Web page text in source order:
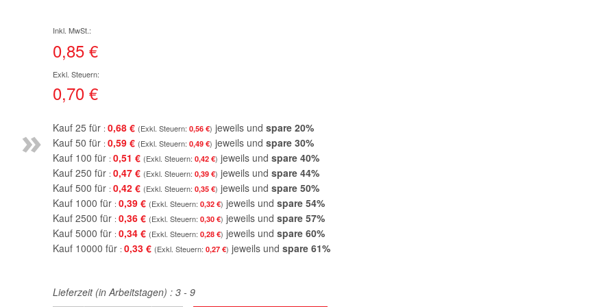
»
0,85 €
0,70 €
Kauf 25 für 0,68 € 0,56 € jeweils und spare 20%
Kauf 50 für 0,59 € 0,49 € jeweils und spare 30%
Kauf 100 für 0,51 € 0,42 € jeweils und spare 40%
Kauf 250 für 0,47 € 0,39 € jeweils und spare 44%
Kauf 500 für 0,42 € 0,35 € jeweils und spare 50%
Kauf 1000 für 0,39 € 0,32 € jeweils und spare 54%
Kauf 2500 für 0,36 € 0,30 € jeweils und spare 57%
Kauf 5000 für 0,34 € 0,28 € jeweils und spare 60%
Kauf 10000 für 0,33 € 0,27 € jeweils und spare 61%
Lieferzeit (in Arbeitstagen) : 3 - 9